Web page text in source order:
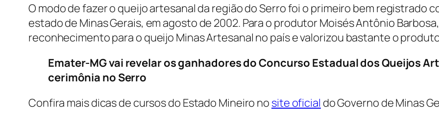
O modo de fazer o queijo artesanal da região do Serro foi o primeiro bem registrado
estado de Minas Gerais, em agosto de 2002. Para o produtor Moisés Antônio
reconhecimento para o queijo Minas Artesanal no país e valorizou bastante o
Emater-MG vai revelar os ganhadores do Concurso Estadual dos Queijos
cerimônia no Serro
Confira mais dicas de cursos do Estado Mineiro no site oficial do Governo de Minas